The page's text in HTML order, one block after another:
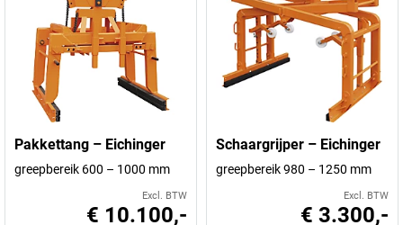
Pakkettang – Eichinger
greepbereik 600 – 1000 mm
Excl. BTW
€ 10.100,-
Schaargrijper – Eichinger
greepbereik 980 – 1250 mm
Excl. BTW
€ 3.300,-